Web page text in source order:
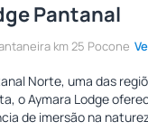
Pantanal
km 25 Pocone
Norte, uma das
o Aymara Lodge
de imersão na